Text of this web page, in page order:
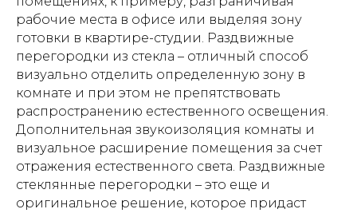
рабочие места в офисе или выделяя зону
готовки в квартире-студии. Раздвижные
перегородки из стекла – отличный способ
визуально отделить определенную зону в
комнате и при этом не препятствовать
распространению естественного освещения.
Дополнительная звукоизоляция комнаты и
визуальное расширение помещения за счет
отражения естественного света. Раздвижные
стеклянные перегородки – это еще и
оригинальное решение, которое придаст